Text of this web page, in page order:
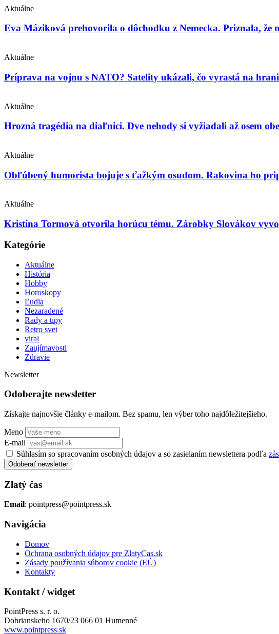
Aktuálne
Eva Máziková prehovorila o dôchodku z Nemecka. Priznala, že
Aktuálne
Príprava na vojnu s NATO? Satelity ukázali, čo vyrastá na
Aktuálne
Hrozná tragédia na diaľnici. Dve nehody si vyžiadali až osem
Aktuálne
Obľúbený humorista bojuje s ťažkým osudom. Rakovina ho
Aktuálne
Kristína Tormová otvorila horúcu tému. Zárobky Slovákov
Kategórie
Aktuálne
História
Hobby
Horoskopy
Ľudia
Nezaradené
Rady a tipy
Retro svet
viral
Zaujímavosti
Zdravie
Newsletter
Odoberajte newsletter
Získajte najnovšie články e-mailom. Bez spamu, len výber toho najdôležitejšieho.
Meno
E-mail
Súhlasím so spracovaním osobných údajov a so zasielaním newslettera podľa
Odoberať newsletter
Zlatý čas
Email: pointpress@pointpress.sk
Navigácia
Domov
Ochrana osobných údajov pre ZlatyCas.sk
Zásady používania súborov cookie (EÚ)
Kontakty
Kontakt / widget
PointPress s. r. o.
Dobrianskeho 1670/23 066 01 Humenné
www.pointpress.sk